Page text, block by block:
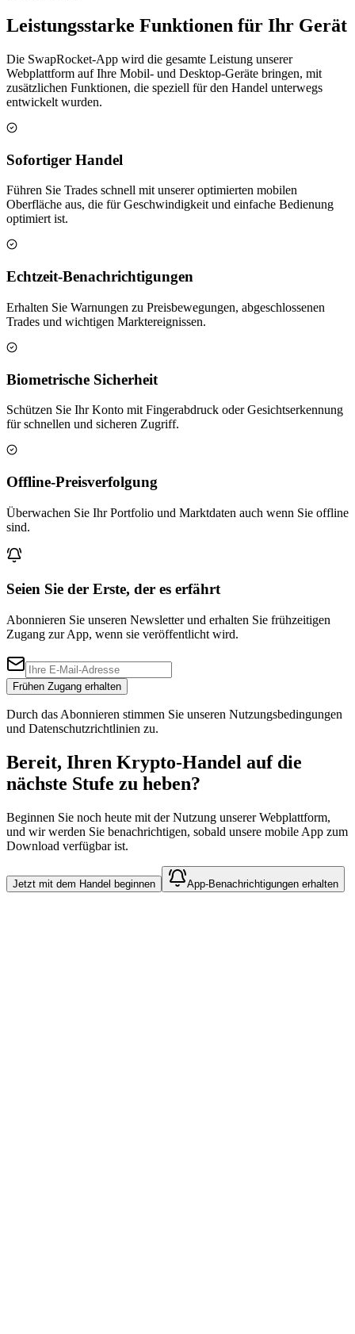
Leistungsstarke Funktionen für Ihr Gerät
Die SwapRocket-App wird die gesamte Leistung unserer
Webplattform auf Ihre Mobil- und Desktop-Geräte bringen, mit
zusätzlichen Funktionen, die speziell für den Handel unterwegs
entwickelt wurden.
Sofortiger Handel
Führen Sie Trades schnell mit unserer optimierten mobilen
Oberfläche aus, die für Geschwindigkeit und einfache Bedienung
optimiert ist.
Echtzeit-Benachrichtigungen
Erhalten Sie Warnungen zu Preisbewegungen, abgeschlossenen
Trades und wichtigen Marktereignissen.
Biometrische Sicherheit
Schützen Sie Ihr Konto mit Fingerabdruck oder Gesichtserkennung
für schnellen und sicheren Zugriff.
Offline-Preisverfolgung
Überwachen Sie Ihr Portfolio und Marktdaten auch wenn Sie offline
sind.
Seien Sie der Erste, der es erfährt
Abonnieren Sie unseren Newsletter und erhalten Sie frühzeitigen
Zugang zur App, wenn sie veröffentlicht wird.
Frühen Zugang erhalten
Durch das Abonnieren stimmen Sie unseren Nutzungsbedingungen
und Datenschutzrichtlinien zu.
Bereit, Ihren Krypto-Handel auf die
nächste Stufe zu heben?
Beginnen Sie noch heute mit der Nutzung unserer Webplattform,
und wir werden Sie benachrichtigen, sobald unsere mobile App zum
Download verfügbar ist.
Jetzt mit dem Handel beginnen App-Benachrichtigungen erhalten